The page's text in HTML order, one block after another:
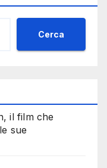
Cerca
il film che
sue